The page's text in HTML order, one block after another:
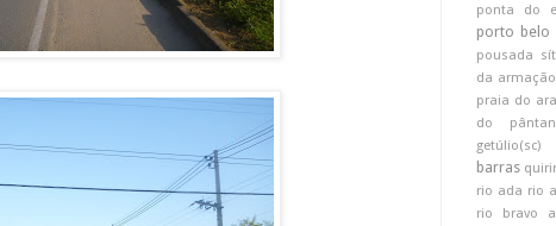
ponta do
porto belo
pousada
da
praia do
do
getúlio(sc)
barras
rio ada rio
rio bravo